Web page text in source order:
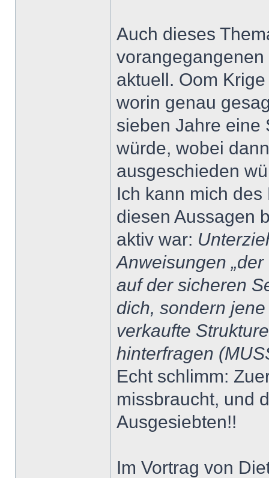
Auch dieses
aktuell. Oom
worin genau
sieben Jahre eine
würde, wobei
ausgeschieden
Ich kann mich
diesen Aussagen
aktiv war:
Anweisungen
auf der sicheren
dich, sondern
verkaufte
hinterfragen
Echt schlimm:
missbraucht, und
Ausgesiebten!!
Im Vortrag von